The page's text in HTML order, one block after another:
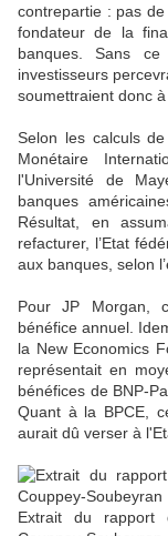
contrepartie : pas
fondateur de la
banques. Sans
investisseurs
soumettraient donc
Selon les calculs
Monétaire
l'Université de
banques
Résultat, en
refacturer, l’Etat
aux banques, selon
Pour JP Morgan,
bénéfice annuel.
la New Economics
représentait en
bénéfices de BNP-
Quant à la BPCE,
aurait dû verser à
Extrait du rapport